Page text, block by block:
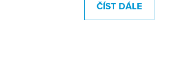
ČÍST DÁLE